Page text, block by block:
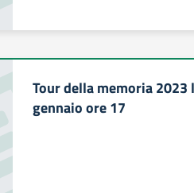
Tour della memoria
gennaio ore 17